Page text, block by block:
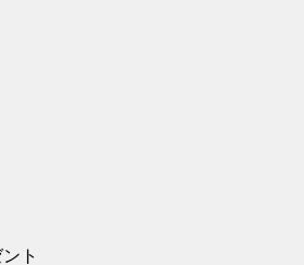
ト